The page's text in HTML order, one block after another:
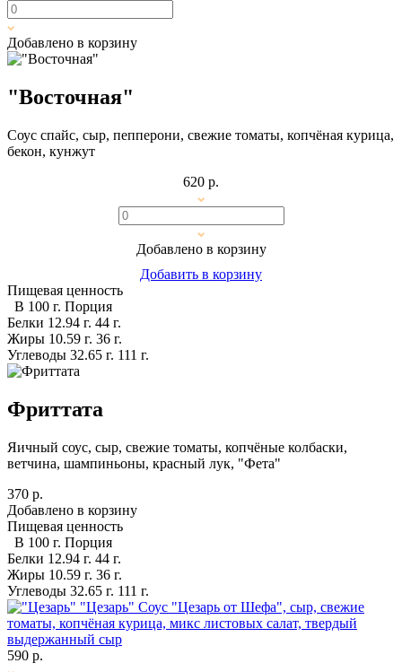
Добавлено в корзину
"Восточная"
Соус спайс, сыр, пепперони, свежие томаты, копчёная курица,
бекон, кунжут
620 р.
Добавлено в корзину
Добавить в корзину
Пищевая ценность
В 100 г. Порция
Белки 12.94 г. 44 г.
Жиры 10.59 г. 36 г.
Углеводы 32.65 г. 111 г.
Фриттата
Яичный соус, сыр, свежие томаты, копчёные колбаски,
ветчина, шампиньоны, красный лук, "Фета"
370 р.
Добавлено в корзину
Пищевая ценность
В 100 г. Порция
Белки 12.94 г. 44 г.
Жиры 10.59 г. 36 г.
Углеводы 32.65 г. 111 г.
"Цезарь" Соус "Цезарь от Шефа", сыр, свежие
томаты, копчёная курица, микс листовых салат, твердый
выдержанный сыр
590 р.